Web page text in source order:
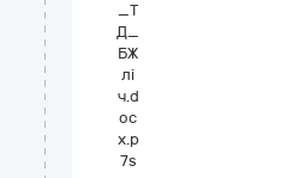
_Т
Д_
БЖ
лі
ч.d
oc
x.p
7s